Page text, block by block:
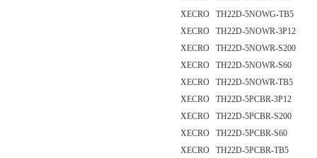
XECRO TH22D-5NOWG-TB5
XECRO TH22D-5NOWR-3P12
XECRO TH22D-5NOWR-S200
XECRO TH22D-5NOWR-S60
XECRO TH22D-5NOWR-TB5
XECRO TH22D-5PCBR-3P12
XECRO TH22D-5PCBR-S200
XECRO TH22D-5PCBR-S60
XECRO TH22D-5PCBR-TB5